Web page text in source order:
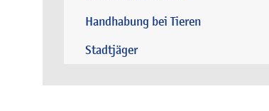
Handhabung bei Tieren
Stadtjäger